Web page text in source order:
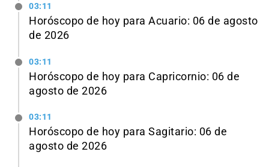
03:11
Horóscopo de hoy para Acuario: 06 de agosto
de 2026
03:11
Horóscopo de hoy para Capricornio: 06 de
agosto de 2026
03:11
Horóscopo de hoy para Sagitario: 06 de
agosto de 2026